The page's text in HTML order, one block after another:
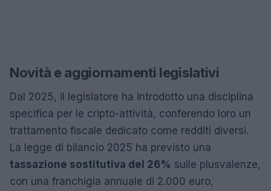
Novità e aggiornamenti legislativi
Dal 2025, il legislatore ha introdotto una disciplina
specifica per le cripto-attività, conferendo loro un
trattamento fiscale dedicato come redditi diversi.
La legge di bilancio 2025 ha previsto una
tassazione sostitutiva del 26% sulle plusvalenze,
con una franchigia annuale di 2.000 euro,